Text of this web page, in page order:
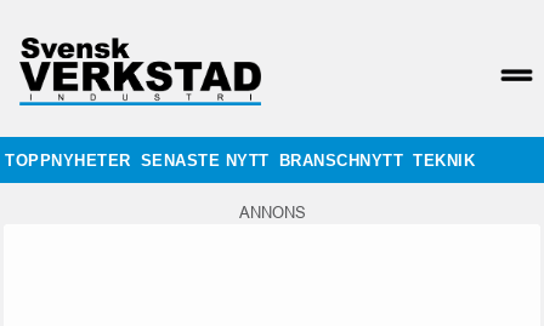
TOPPNYHETER SENASTE NYTT BRANSCHNYTT TEKNIK
ANNONS